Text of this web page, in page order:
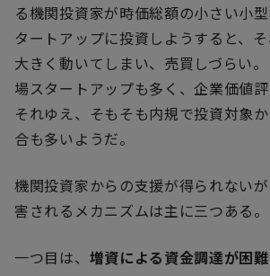
る機関投資家が時価総額の小さい小
タートアップに投資しようすると、
大きく動いてしまい、売買しづらい
場スタートアップも多く、企業価値評
それゆえ、そもそも内規で投資対象
合も多いようだ。
機関投資家からの支援が得られない
害されるメカニズムは主に三つある。
一つ目は、 増資による資金調達が困難